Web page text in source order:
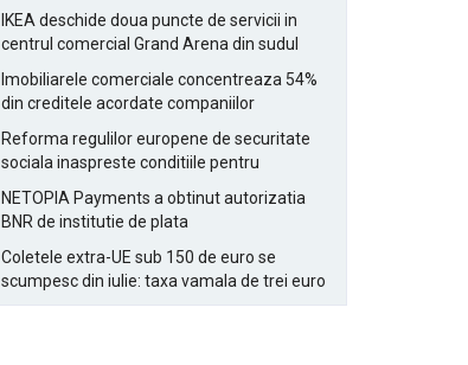
IKEA deschide doua puncte de servicii in
centrul comercial Grand Arena din sudul
Imobiliarele comerciale concentreaza 54%
din creditele acordate companiilor
Reforma regulilor europene de securitate
sociala inaspreste conditiile pentru
NETOPIA Payments a obtinut autorizatia
BNR de institutie de plata
Coletele extra-UE sub 150 de euro se
scumpesc din iulie: taxa vamala de trei euro
pe articol, adaugata la taxa logistica